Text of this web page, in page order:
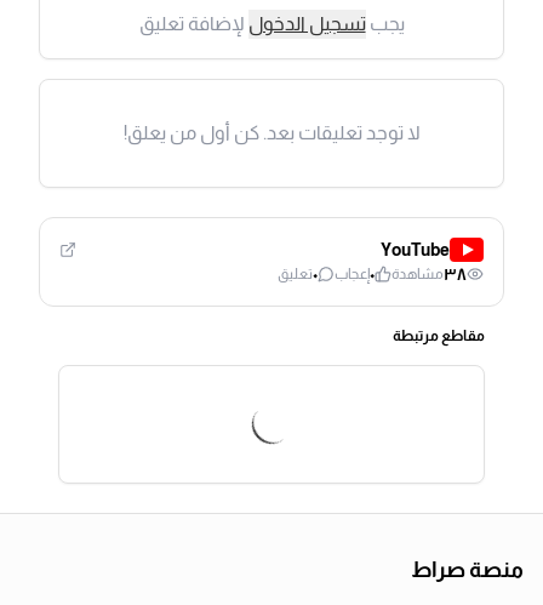
يجبتسجيل الدخول لإضافة تعليق
لا توجد تعليقات بعد. كن أول من يعلق!
YouTube
٣٨مشاهدة ٠إعجاب ٠تعليق
مقاطع مرتبطة
منصة صراط